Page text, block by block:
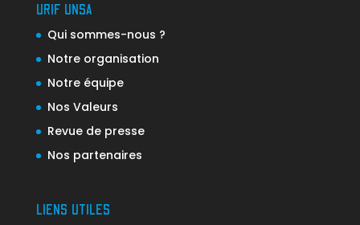
URIF UNSA
Qui sommes-nous ?
Notre organisation
Notre équipe
Nos Valeurs
Revue de presse
Nos partenaires
LIENS UTILES